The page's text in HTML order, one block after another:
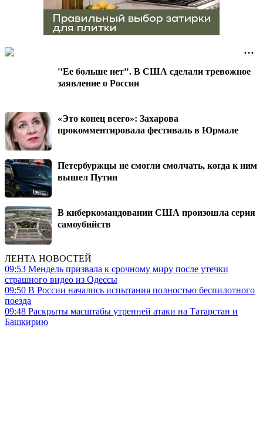
"Ее больше нет". В США сделали тревожное
заявление о России
«Это конец всего»: Захарова
прокомментировала фестиваль в Юрмале
Петербуржцы не смогли смолчать, когда к ним
вышел Путин
В киберкомандовании США произошла серия
самоубийств
ЛЕНТА НОВОСТЕЙ
09:53 Мендель призвала к срочному миру после утечки
страшного видео из Одессы
09:50 В России начались испытания полностью беспилотного
поезда
09:48 Раскрыты масштабы утренней атаки на Татарстан и
Башкирию